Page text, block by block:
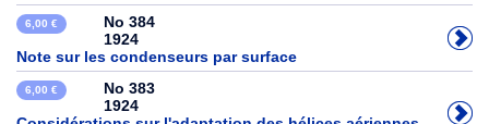
6,00 €
No 384
1924
Note sur les condenseurs par surface
6,00 €
No 383
1924